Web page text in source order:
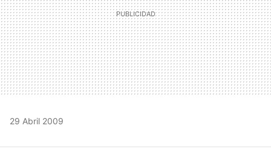
29 Abril 2009